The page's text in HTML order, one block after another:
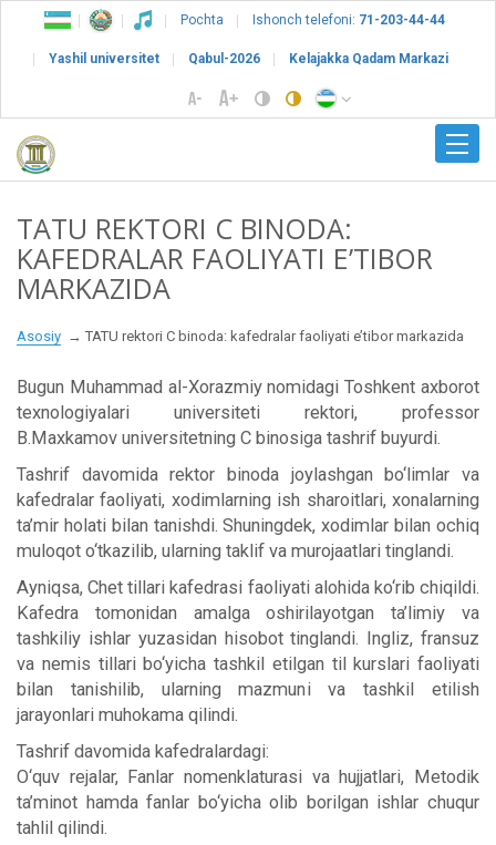
Pochta Ishonch telefoni: 71-203-44-44
Yashil universitet Qabul-2026 Kelajakka Qadam Markazi
TATU REKTORI C BINODA:
KAFEDRALAR FAOLIYATI E’TIBOR
MARKAZIDA
Asosiy TATU rektori C binoda: kafedralar faoliyati e’tibor markazida
Bugun Muhammad al-Xorazmiy nomidagi Toshkent axborot
texnologiyalari universiteti rektori, professor
B.Maxkamov universitetning C binosiga tashrif buyurdi.
Tashrif davomida rektor binoda joylashgan bo‘limlar va
kafedralar faoliyati, xodimlarning ish sharoitlari, xonalarning
ta’mir holati bilan tanishdi. Shuningdek, xodimlar bilan ochiq
muloqot o‘tkazilib, ularning taklif va murojaatlari tinglandi.
Ayniqsa, Chet tillari kafedrasi faoliyati alohida ko‘rib chiqildi.
Kafedra tomonidan amalga oshirilayotgan ta’limiy va
tashkiliy ishlar yuzasidan hisobot tinglandi. Ingliz, fransuz
va nemis tillari bo‘yicha tashkil etilgan til kurslari faoliyati
bilan tanishilib, ularning mazmuni va tashkil etilish
jarayonlari muhokama qilindi.
Tashrif davomida kafedralardagi:
O‘quv rejalar, Fanlar nomenklaturasi va hujjatlari, Metodik
ta’minot hamda fanlar bo‘yicha olib borilgan ishlar chuqur
tahlil qilindi.